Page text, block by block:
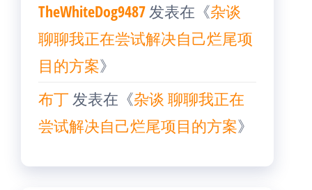
TheWhiteDog9487发表在《杂谈
聊聊我正在尝试解决自己烂尾项
目的方案》
布丁发表在《杂谈 聊聊我正在
尝试解决自己烂尾项目的方案》